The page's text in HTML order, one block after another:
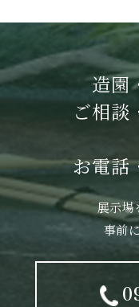
造園
ご相談
お電話
展示
事前